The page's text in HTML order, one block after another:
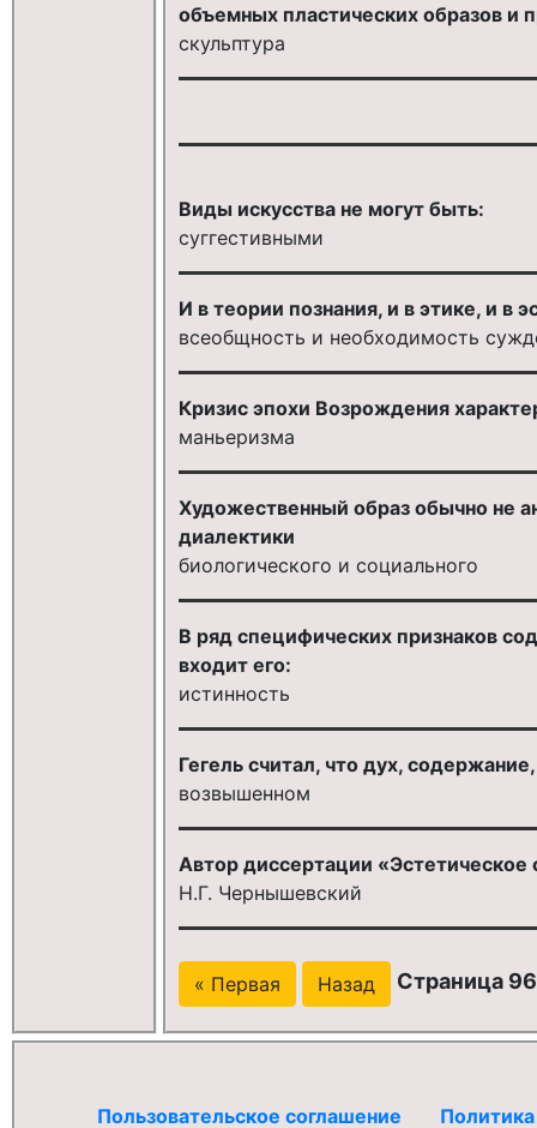
объемных пластических образов и
скульптура
Виды искусства не могут быть:
суггестивными
И в теории познания, и в этике, и в
всеобщность и необходимость
Кризис эпохи Возрождения
маньеризма
Художественный образ обычно не
диалектики
биологического и социального
В ряд специфических признаков
входит его:
истинность
Гегель считал, что дух,
возвышенном
Автор диссертации «Эстетическое
Н.Г. Чернышевский
« Первая Назад Страница
Пользовательское соглашение